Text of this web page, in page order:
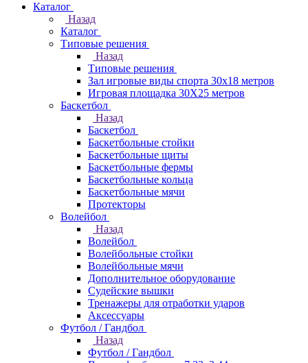
Каталог
Назад
Каталог
Типовые решения
Назад
Типовые решения
Зал игровые виды спорта 30x18 метров
Игровая площадка 30Х25 метров
Баскетбол
Назад
Баскетбол
Баскетбольные стойки
Баскетбольные щиты
Баскетбольные фермы
Баскетбольные кольца
Баскетбольные мячи
Протекторы
Волейбол
Назад
Волейбол
Волейбольные стойки
Волейбольные мячи
Дополнительное оборудование
Судейские вышки
Тренажеры для отработки ударов
Аксессуары
Футбол / Гандбол
Назад
Футбол / Гандбол